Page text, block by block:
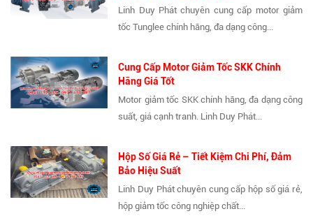
Linh Duy Phát chuyên cung cấp motor giảm
tốc Tunglee chính hãng, đa dạng công...
Cung Cấp Motor Giảm Tốc SKK Chính
Hãng Giá Tốt
Motor giảm tốc SKK chính hãng, đa dạng công
suất, giá cạnh tranh. Linh Duy Phát...
Hộp Số Giá Rẻ – Tiết Kiệm Chi Phí, Đảm
Bảo Hiệu Suất
Linh Duy Phát chuyên cung cấp hộp số giá rẻ,
hộp giảm tốc công nghiệp chất...